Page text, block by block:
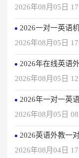
2026年08月05日
2026一对一英语
2026年08月05日
2026年在线英语
2026年08月05日
2026年一对一英
2026年08月05日
2026英语外教一
2026年08月04日